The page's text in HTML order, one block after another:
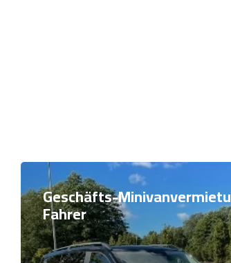
Geschäfts-
Fahrer